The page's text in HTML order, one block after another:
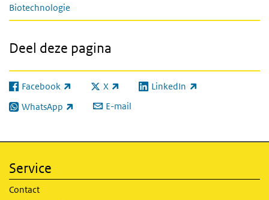
Biotechnologie
Deel deze pagina
Facebook
(externe link) X
(externe link) LinkedIn
(externe link)
WhatsApp
(externe link) E-mail
Service
Contact